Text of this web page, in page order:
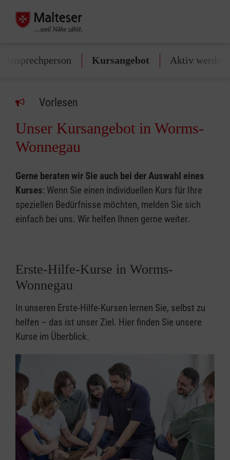
Ansprechperson Kursangebot Aktiv werden
Vorlesen
Unser Kursangebot in Worms-
Wonnegau
Gerne beraten wir Sie auch bei der Auswahl eines
Kurses: Wenn Sie einen individuellen Kurs für Ihre
speziellen Bedürfnisse möchten, melden Sie sich
einfach bei uns. Wir helfen Ihnen gerne weiter.
Erste-Hilfe-Kurse in Worms-
Wonnegau
In unseren Erste-Hilfe-Kursen lernen Sie, selbst zu
helfen – das ist unser Ziel. Hier finden Sie unsere
Kurse im Überblick.